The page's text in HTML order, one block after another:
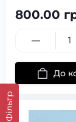
Фільтр
800.00
До